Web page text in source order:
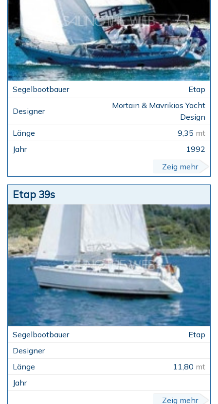
Etap
Mortain & Mavrikios Yacht
Design
9,35 mt
1992
Zeig mehr
Etap 39s
Etap
11,80 mt
Zeig mehr